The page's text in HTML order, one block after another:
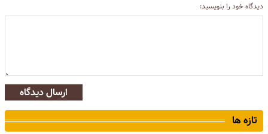
دیدگاه خود را بنویسید:
ارسال دیدگاه
تازه ها